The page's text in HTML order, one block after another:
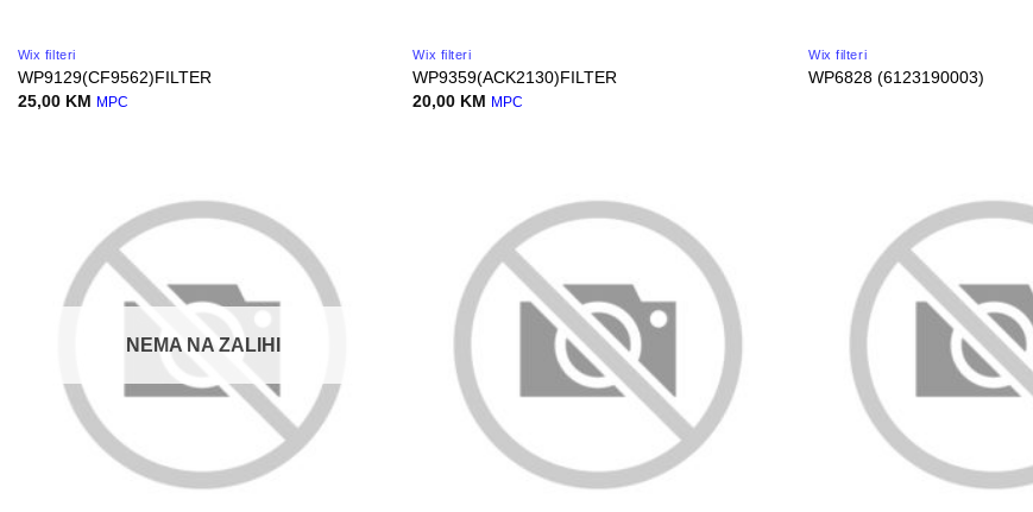
Wix filteri
WP9129(CF9562)FILTER
25,00 KM MPC
Wix filteri
WP9359(ACK2130)FILTER
20,00 KM MPC
Wix filteri
WP6828 (6123190003)
NEMA NA ZALIHI